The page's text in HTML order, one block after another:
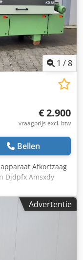
1 /8
€ 2.900
vraagprijs excl. btw
Bellen
Afkortzaag
Djdpfx Amsxdy
Advertentie